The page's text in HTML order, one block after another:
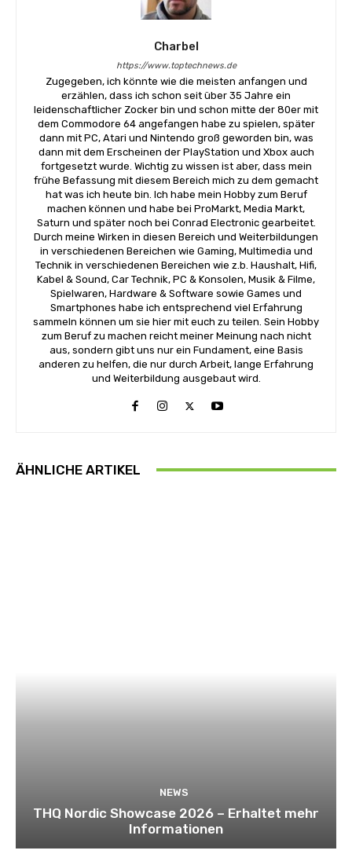
Charbel
https://www.toptechnews.de
Zugegeben, ich könnte wie die meisten anfangen und
erzählen, dass ich schon seit über 35 Jahre ein
leidenschaftlicher Zocker bin und schon mitte der 80er mit
dem Commodore 64 angefangen habe zu spielen, später
dann mit PC, Atari und Nintendo groß geworden bin, was
dann mit dem Erscheinen der PlayStation und Xbox auch
fortgesetzt wurde. Wichtig zu wissen ist aber, dass mein
frühe Befassung mit diesem Bereich mich zu dem gemacht
hat was ich heute bin. Ich habe mein Hobby zum Beruf
machen können und habe bei ProMarkt, Media Markt,
Saturn und später noch bei Conrad Electronic gearbeitet.
Durch meine Wirken in diesen Bereich und Weiterbildungen
in verschiedenen Bereichen wie Gaming, Multimedia und
Technik in verschiedenen Bereichen wie z.b. Haushalt, Hifi,
Kabel & Sound, Car Technik, PC & Konsolen, Musik & Filme,
Spielwaren, Hardware & Software sowie Games und
Smartphones habe ich entsprechend viel Erfahrung
sammeln können um sie hier mit euch zu teilen. Sein Hobby
zum Beruf zu machen reicht meiner Meinung nach nicht
aus, sondern gibt uns nur ein Fundament, eine Basis
anderen zu helfen, die nur durch Arbeit, lange Erfahrung
und Weiterbildung ausgebaut wird.
ÄHNLICHE ARTIKEL
NEWS
THQ Nordic Showcase 2026 – Erhaltet mehr
Informationen